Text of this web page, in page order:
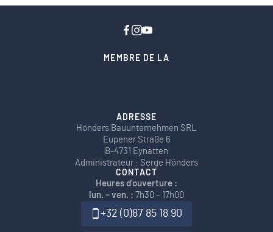
MEMBRE DE LA
ADRESSE
Hönders Bauunternehmen SRL
Eupener Straße 6
B-4731 Eynatten
Administrateur : Serge Hönders
CONTACT
Heures d’ouverture :
lun. – ven. : 7h30 – 17h00
+32 (0)87 85 18 90